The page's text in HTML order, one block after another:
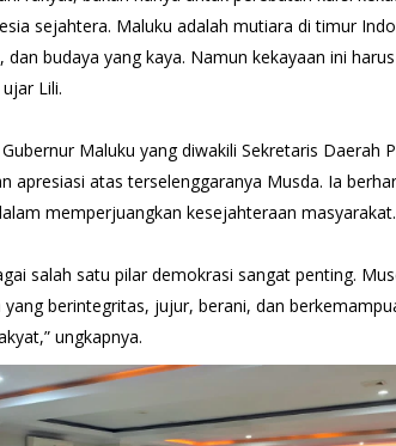
sejahtera. Maluku adalah mutiara di timur
budaya yang kaya. Namun kekayaan ini
Lili.
Maluku yang diwakili Sekretaris Daerah
apresiasi atas terselenggaranya Musda. Ia
memperjuangkan kesejahteraan masyarakat.
salah satu pilar demokrasi sangat penting.
berintegritas, jujur, berani, dan
ungkapnya.